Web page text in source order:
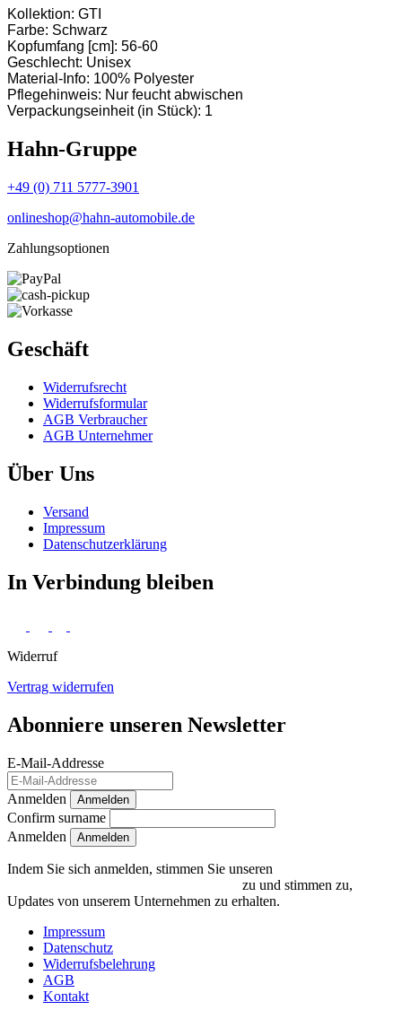
Kollektion: GTI
Farbe: Schwarz
Kopfumfang [cm]: 56-60
Geschlecht: Unisex
Material-Info: 100% Polyester
Pflegehinweis: Nur feucht abwischen
Verpackungseinheit (in Stück): 1
Hahn-Gruppe
+49 (0) 711 5777-3901
onlineshop@hahn-automobile.de
Zahlungsoptionen
Geschäft
Widerrufs­recht
Widerrufs­formular
AGB Verbraucher
AGB Unternehmer
Über Uns
Versand
Impressum
Daten­schutz­erklärung
In Verbindung bleiben
Widerruf
Vertrag widerrufen
Abonniere unseren Newsletter
E-Mail-Addresse
Anmelden Anmelden
Confirm surname
Anmelden
Indem Sie sich anmelden, stimmen Sie unseren
zu und stimmen zu,
Updates von unserem Unternehmen zu erhalten.
Impressum
Datenschutz
Widerrufsbelehrung
AGB
Kontakt